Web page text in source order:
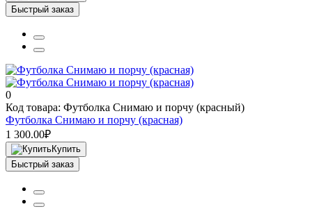
Быстрый заказ
0
Код товара: Футболка Снимаю и порчу (красный)
Футболка Снимаю и порчу (красная)
1 300.00₽
Купить
Быстрый заказ